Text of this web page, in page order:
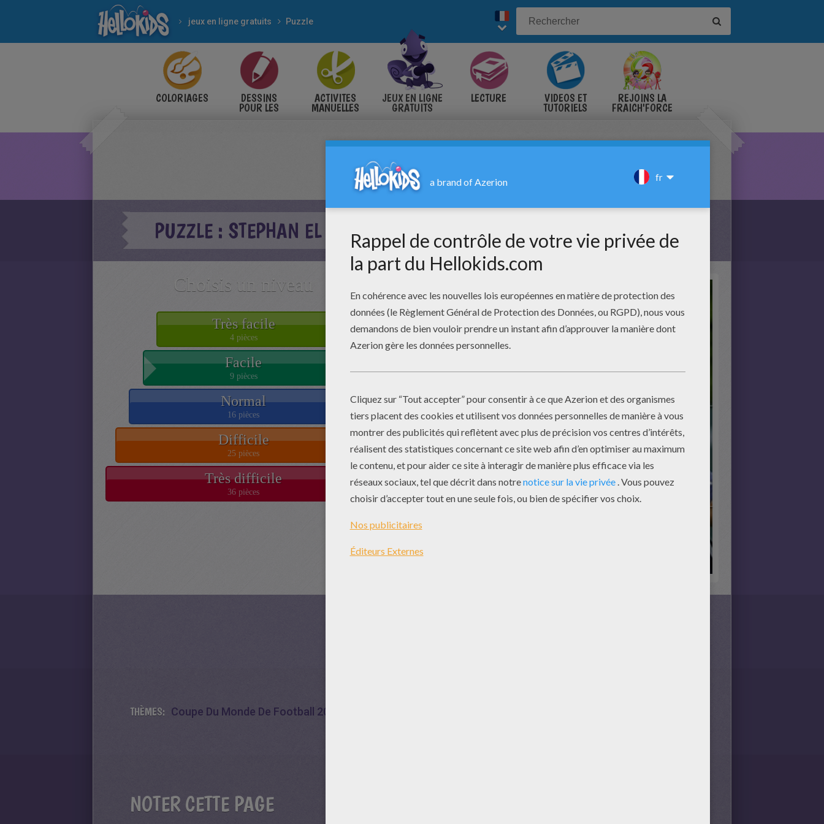
jeux en ligne gratuits Puzzle
COLORIAGES DESSINS
POUR LES
ACTIVITES
MANUELLES
JEUX EN LIGNE
GRATUITS
LECTURE VIDÉOS ET
TUTORIELS
REJOINS LA
FRAICH'FORCE
PUZZLE : STEPHAN EL SHARAAWY
Choisis un niveau
Très facile
4 pièces
Facile
9 pièces
Normal
16 pièces
Difficile
25 pièces
Très difficile
36 pièces
THÈMES: Coupe Du Monde De Football 2014
NOTER CETTE PAGE